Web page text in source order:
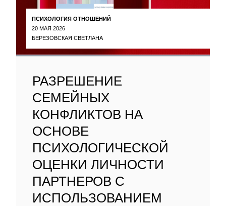
ПСИХОЛОГИЯ ОТНОШЕНИЙ
20 МАЯ 2026
БЕРЕЗОВСКАЯ СВЕТЛАНА
РАЗРЕШЕНИЕ
СЕМЕЙНЫХ
КОНФЛИКТОВ НА
ОСНОВЕ
ПСИХОЛОГИЧЕСКОЙ
ОЦЕНКИ ЛИЧНОСТИ
ПАРТНЕРОВ С
ИСПОЛЬЗОВАНИЕМ